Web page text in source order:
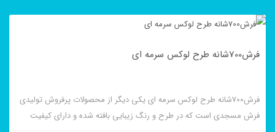
فرش700شانه طرح لوکس سرمه ای
فرش700شانه طرح لوکس سرمه ای یکی دیگر از محصولات پرفروش تولیدی
فرش مسجدی است که در طرح و رنگ زیبایی بافته شده و دارای کیفیت